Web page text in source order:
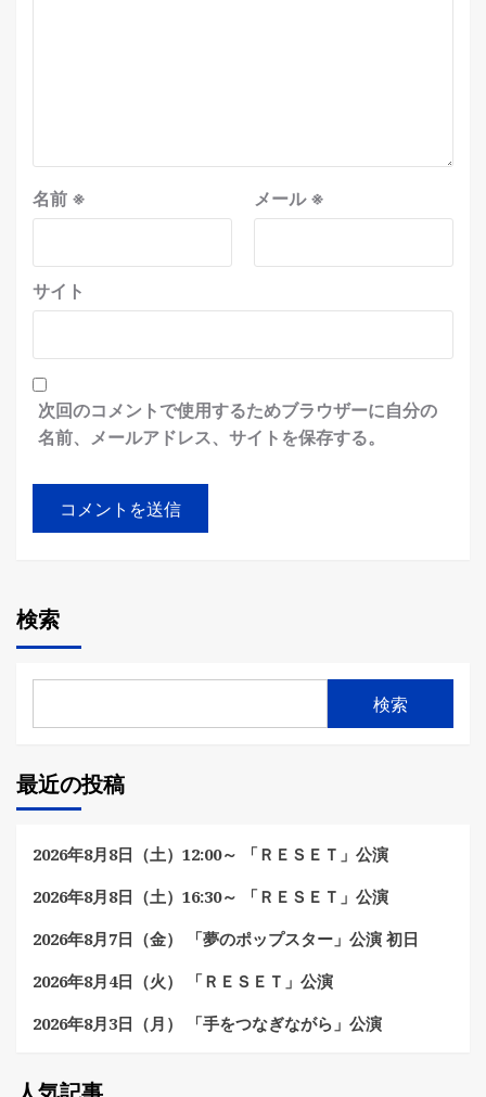
名前 ※ メール※
サイト
次回のコメントで使用するためブラウザーに自分の
名前、メールアドレス、サイトを保存する。
検索
検索
最近の投稿
2026年8月8日（土）12:00～ 「ＲＥＳＥＴ」公演
2026年8月8日（土）16:30～ 「ＲＥＳＥＴ」公演
2026年8月7日（金） 「夢のポップスター」公演 初日
2026年8月4日（火） 「ＲＥＳＥＴ」公演
2026年8月3日（月） 「手をつなぎながら」公演